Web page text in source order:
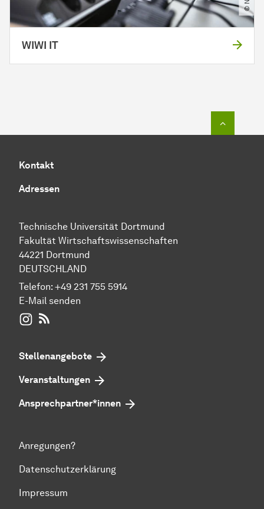
WIWI IT
Kontakt
Adressen
Technische Universität Dortmund
Fakultät Wirtschaftswissenschaften
44221 Dortmund
DEUTSCHLAND
Telefon: +49 231 755 5914
E-Mail senden
WIWI auf Instagram
Stellenangebote
Veranstaltungen
Ansprechpartner*innen
Anregungen?
Datenschutzerklärung
Impressum